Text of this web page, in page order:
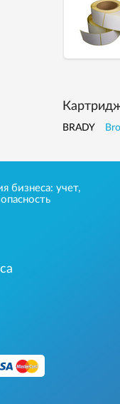
BRADY
бизнеса: учет,